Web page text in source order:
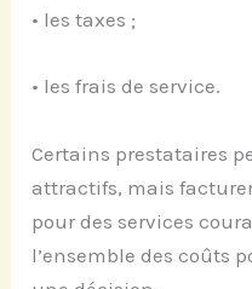
• les taxes ;
• les frais de service.
Certains prestataires
attractifs, mais
pour des services
l’ensemble des coûts